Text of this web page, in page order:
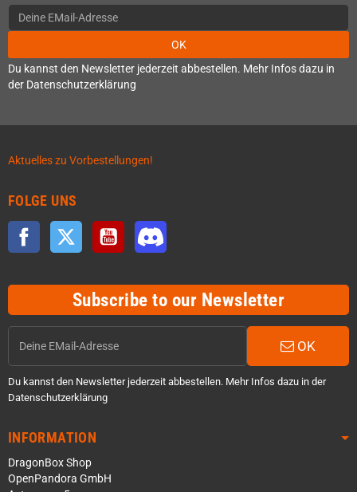
OK
Du kannst den Newsletter jederzeit abbestellen. Mehr Infos dazu in
der Datenschutzerklärung
Aktuelles zu Vorbestellungen!
FOLGE UNS
Facebook Twitter YouTube
Subscribe to our Newsletter
OK
Du kannst den Newsletter jederzeit abbestellen. Mehr Infos dazu in der
Datenschutzerklärung
INFORMATION
DragonBox Shop
OpenPandora GmbH